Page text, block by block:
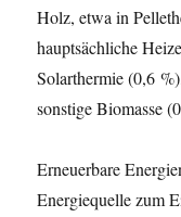
Holz, etwa in
hauptsächliche
Solarthermie (0,6
sonstige Biomasse
Erneuerbare
Energiequelle zum